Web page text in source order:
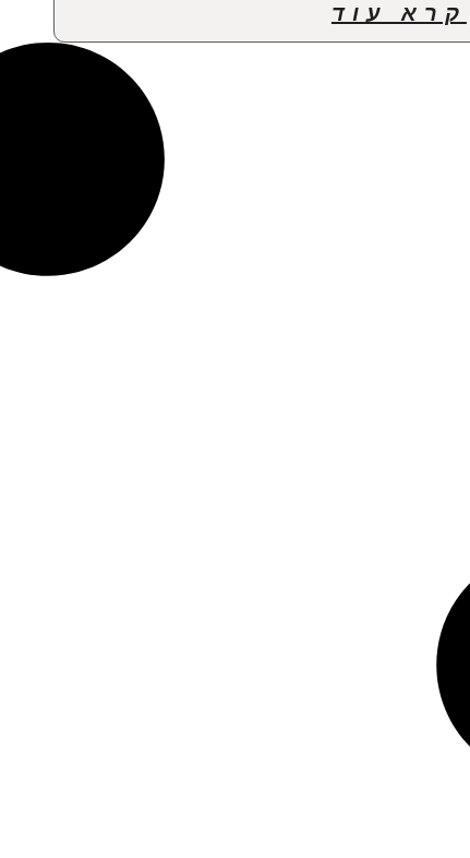
קרא עוד